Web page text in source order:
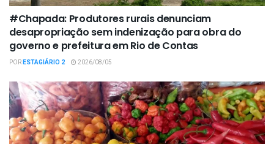
#Chapada: Produtores rurais denunciam
desapropriação sem indenização para obra do
governo e prefeitura em Rio de Contas
PORESTAGIÁRIO 2 2026/08/05